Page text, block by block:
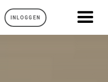
INLOGGEN